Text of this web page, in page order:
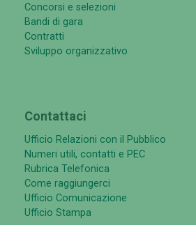
Concorsi e selezioni
Bandi di gara
Contratti
Sviluppo organizzativo
Contattaci
Ufficio Relazioni con il Pubblico
Numeri utili, contatti e PEC
Rubrica Telefonica
Come raggiungerci
Ufficio Comunicazione
Ufficio Stampa